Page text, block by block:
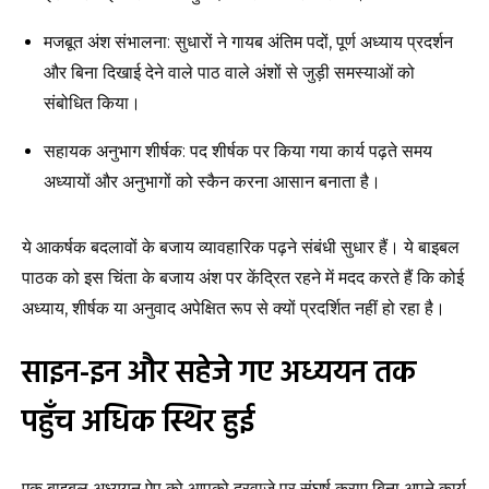
मजबूत अंश संभालना: सुधारों ने गायब अंतिम पदों, पूर्ण अध्याय प्रदर्शन
और बिना दिखाई देने वाले पाठ वाले अंशों से जुड़ी समस्याओं को
संबोधित किया।
सहायक अनुभाग शीर्षक: पद शीर्षक पर किया गया कार्य पढ़ते समय
अध्यायों और अनुभागों को स्कैन करना आसान बनाता है।
ये आकर्षक बदलावों के बजाय व्यावहारिक पढ़ने संबंधी सुधार हैं। ये बाइबल
पाठक को इस चिंता के बजाय अंश पर केंद्रित रहने में मदद करते हैं कि कोई
अध्याय, शीर्षक या अनुवाद अपेक्षित रूप से क्यों प्रदर्शित नहीं हो रहा है।
साइन-इन और सहेजे गए अध्ययन तक
पहुँच अधिक स्थिर हुई